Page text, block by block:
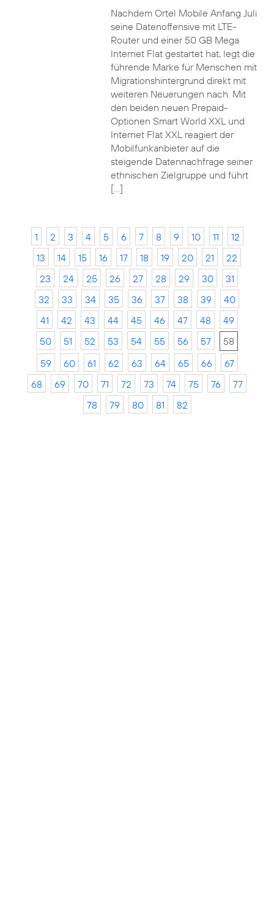
Nachdem Ortel Mobile Anfang Juli
seine Datenoffensive mit LTE-
Router und einer 50 GB Mega
Internet Flat gestartet hat, legt die
führende Marke für Menschen mit
Migrationshintergrund direkt mit
weiteren Neuerungen nach. Mit
den beiden neuen Prepaid-
Optionen Smart World XXL und
Internet Flat XXL reagiert der
Mobilfunkanbieter auf die
steigende Datennachfrage seiner
ethnischen Zielgruppe und führt
[…]
1 2 3 4 5 6 7 8 9 10 11
12
13
14 15 16 17 18 19 20 21
22
23
24 25 26 27 28 29 30
31
32
33 34 35 36 37 38 39
40
41
42 43 44 45 46 47 48
49
50
51 52 53 54 55 56 57
58
59
60 61 62 63 64 65 66
67
68
69 70 71 72 73 74 75 76
77
78
79 80 81 82